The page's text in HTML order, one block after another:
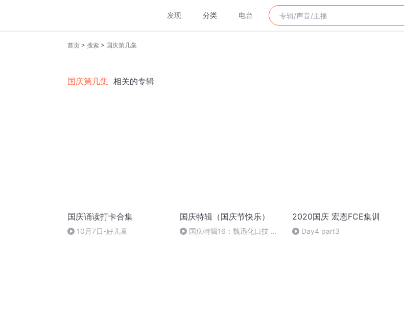
发现 分类 电台
首页 > 搜索 > 国庆第几集
国庆第几集 相关的专辑
国庆诵读打卡合集
10月7日-好儿童
国庆特辑（国庆节快乐）
国庆特辑16：魏迅化口技 二
2020国庆 宏恩FCE集训
Day4 part3